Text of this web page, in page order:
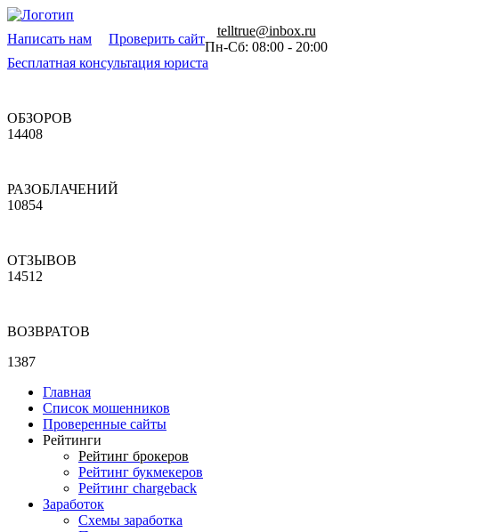
Написать нам Проверить сайт
telltrue@inbox.ru
Пн-Сб: 08:00 - 20:00
Бесплатная консультация юриста
ОБЗОРОВ
14408
РАЗОБЛАЧЕНИЙ
10854
ОТЗЫВОВ
14512
ВОЗВРАТОВ
1387
Главная
Список мошенников
Проверенные сайты
Рейтинги
Рейтинг брокеров
Рейтинг букмекеров
Рейтинг chargeback
Заработок
Схемы заработка